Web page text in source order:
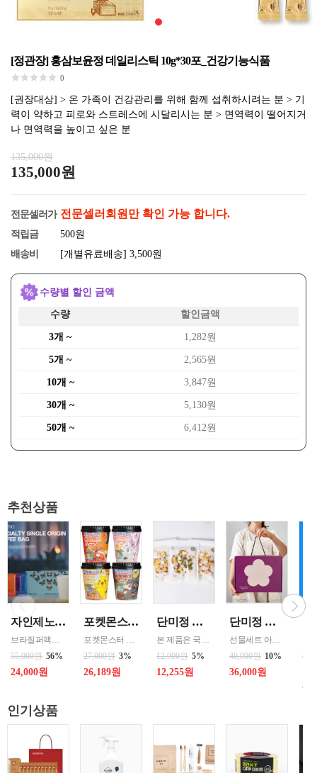
[정관장] 홍삼보윤정 데일리스틱 10g*30포_건강기능식품
0
[권장대상] > 온 가족이 건강관리를 위해 함께 섭취하시려는 분 > 기
력이 약하고 피로와 스트레스에 시달리시는 분 > 면역력이 떨어지거
나 면역력을 높이고 싶은 분
135,000원
135,000원
전문셀러가 전문셀러회원만 확인 가능 합니다.
적립금
500원
배송비
[개별유료배송] 3,500원
수량별 할인 금액
수량 할인금액
3개 ~ 1,282원
5개 ~ 2,565원
10개 ~ 3,847원
30개 ~ 5,130원
50개 ~ 6,412원
추천상품
자인제노 3종 21입 싱글 로스팅 커피백 13ml 고용량 1케이스 단위 판매
55,000원 56%
24,000원
포켓몬스터 컵떡볶이 115g 4가지맛 8통씩 한박스 발송
27,000원 3%
26,189원
단미정 행복을 담은 떡국떡 500g 파우치 1팩 국산 3종류중 선택 1
12,900원 5%
12,255원
단미정 국산 떡 6종 총 10개 개별포장 * 2세트
선물세트 아이스 냉동포장지원
40,000원 10%
36,000원
인기상품